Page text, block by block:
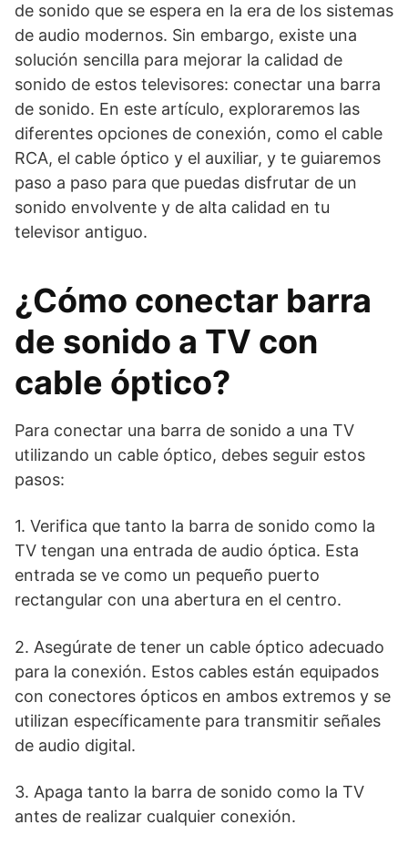
de sonido que se espera en la era de los sistemas
de audio modernos. Sin embargo, existe una
solución sencilla para mejorar la calidad de
sonido de estos televisores: conectar una barra
de sonido. En este artículo, exploraremos las
diferentes opciones de conexión, como el cable
RCA, el cable óptico y el auxiliar, y te guiaremos
paso a paso para que puedas disfrutar de un
sonido envolvente y de alta calidad en tu
televisor antiguo.
¿Cómo conectar barra
de sonido a TV con
cable óptico?
Para conectar una barra de sonido a una TV
utilizando un cable óptico, debes seguir estos
pasos:
1. Verifica que tanto la barra de sonido como la
TV tengan una entrada de audio óptica. Esta
entrada se ve como un pequeño puerto
rectangular con una abertura en el centro.
2. Asegúrate de tener un cable óptico adecuado
para la conexión. Estos cables están equipados
con conectores ópticos en ambos extremos y se
utilizan específicamente para transmitir señales
de audio digital.
3. Apaga tanto la barra de sonido como la TV
antes de realizar cualquier conexión.